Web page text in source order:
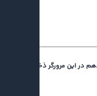
در این مرورگر ذخیره